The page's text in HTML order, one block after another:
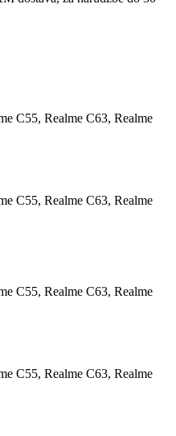
C55, Realme C63, Realme
C55, Realme C63, Realme
C55, Realme C63, Realme
C55, Realme C63, Realme